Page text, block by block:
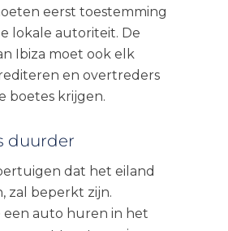
eerst toestemming
lokale autoriteit. De
Ibiza moet ook elk
en overtreders
boetes krijgen.
duurder
dat het eiland
zal beperkt zijn.
een auto huren in het